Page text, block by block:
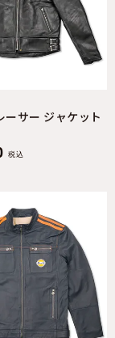
ーサー ジャケット
税込